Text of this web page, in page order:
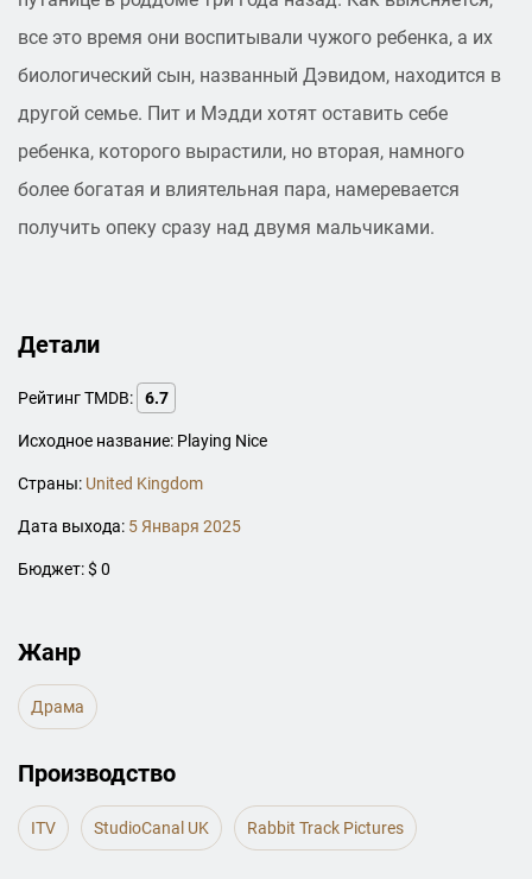
все это время они воспитывали чужого ребенка, а их
биологический сын, названный Дэвидом, находится в
другой семье. Пит и Мэдди хотят оставить себе
ребенка, которого вырастили, но вторая, намного
более богатая и влиятельная пара, намеревается
получить опеку сразу над двумя мальчиками.
Детали
Рейтинг TMDB: 6.7
Исходное название: Playing Nice
Страны: United Kingdom
Дата выхода: 5 Января 2025
Бюджет: $ 0
Жанр
Драма
Производство
ITV StudioCanal UK Rabbit Track Pictures